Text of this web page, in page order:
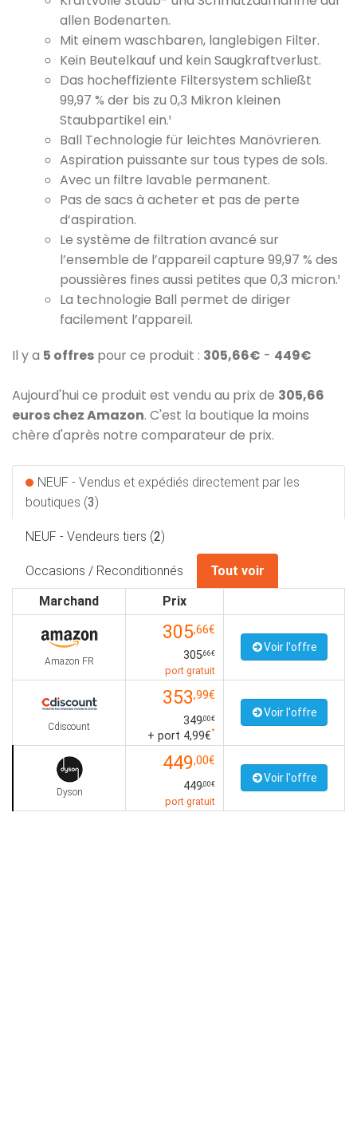
allen Bodenarten.
Mit einem waschbaren, langlebigen Filter.
Kein Beutelkauf und kein Saugkraftverlust.
Das hocheffiziente Filtersystem schließt
99,97 % der bis zu 0,3 Mikron kleinen
Staubpartikel ein.¹
Ball Technologie für leichtes Manövrieren.
Aspiration puissante sur tous types de sols.
Avec un filtre lavable permanent.
Pas de sacs à acheter et pas de perte
d’aspiration.
Le système de filtration avancé sur
l’ensemble de l’appareil capture 99,97 % des
poussières fines aussi petites que 0,3 micron.¹
La technologie Ball permet de diriger
facilement l’appareil.
Il y a 5 offres pour ce produit : 305,66€ - 449€
Aujourd'hui ce produit est vendu au prix de 305,66
euros chez Amazon. C'est la boutique la moins
chère d'après notre comparateur de prix.
NEUF - Vendus et expédiés directement par les
boutiques (3)
NEUF - Vendeurs tiers (2)
Occasions / Reconditionnés
Tout voir
Marchand
Prix
Amazon FR
305,66€
305,66€
port gratuit
Voir l'offre
Cdiscount
353,99€
349,00€
+ port 4,99€*
Voir l'offre
Dyson
449,00€
449,00€
port gratuit
Voir l'offre